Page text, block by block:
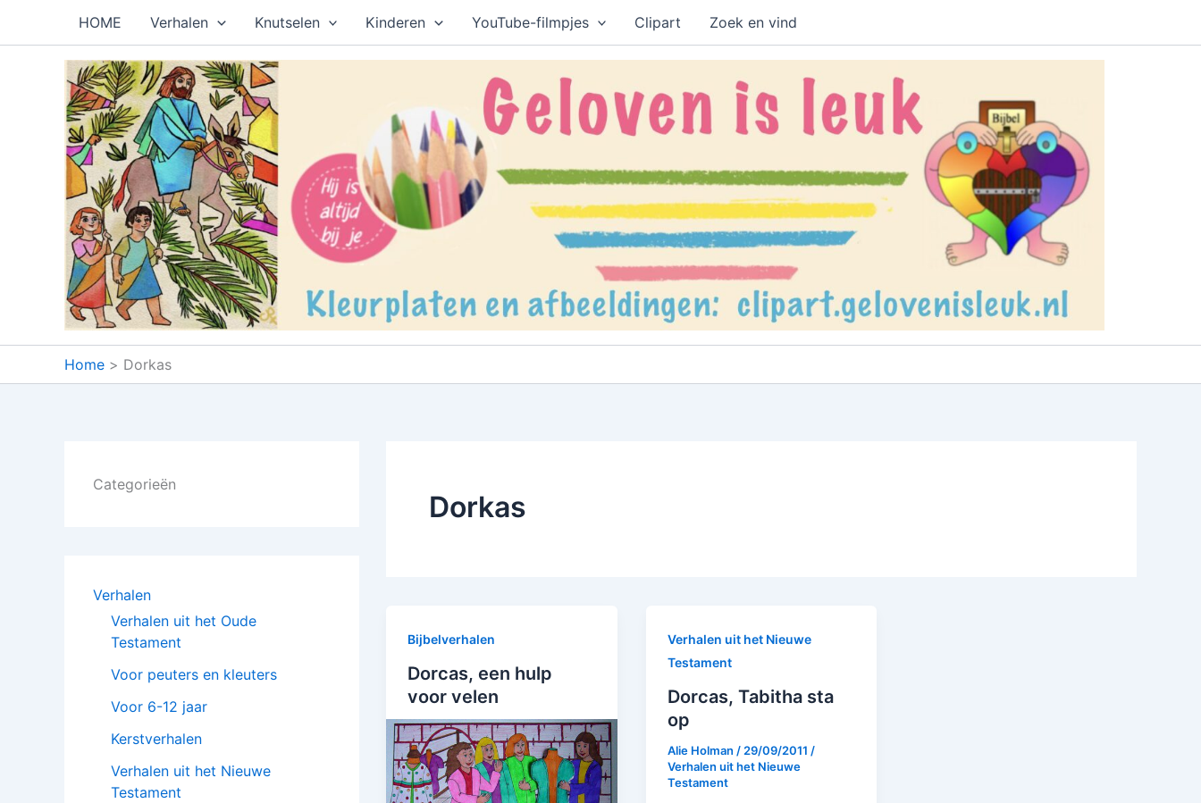
HOME Verhalen Knutselen Kinderen YouTube-filmpjes Clipart Zoek en vind
Home Dorkas
Categorieën
Verhalen
Verhalen uit het Oude
Testament
Voor peuters en kleuters
Voor 6-12 jaar
Kerstverhalen
Verhalen uit het Nieuwe
Testament
Dorkas
Bijbelverhalen
Dorcas, een hulp
voor velen
Verhalen uit het Nieuwe
Testament
Dorcas, Tabitha sta
op
Alie Holman / 29/09/2011 /
Verhalen uit het Nieuwe
Testament